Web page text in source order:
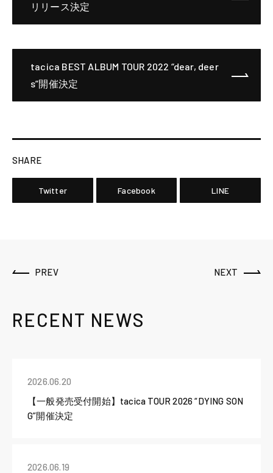
リリース決定
tacica BEST ALBUM TOUR 2022 “dear, deer
s”開催決定
SHARE
Twitter Facebook LINE
PREV NEXT
RECENT NEWS
2026.06.20
【一般発売受付開始】tacica TOUR 2026 “DYING SON
G”開催決定
2026.06.19